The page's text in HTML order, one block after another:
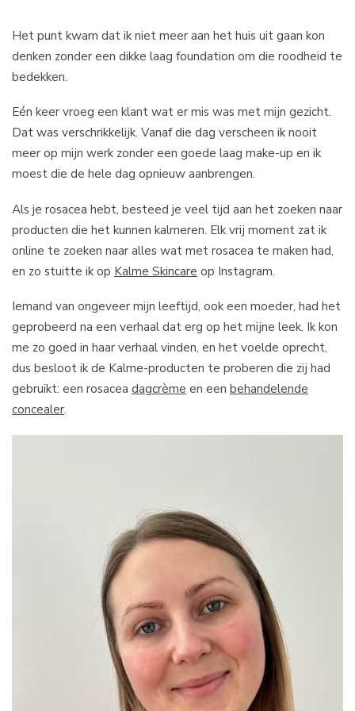
Het punt kwam dat ik niet meer aan het huis uit gaan kon
denken zonder een dikke laag foundation om die roodheid te
bedekken.
Eén keer vroeg een klant wat er mis was met mijn gezicht.
Dat was verschrikkelijk. Vanaf die dag verscheen ik nooit
meer op mijn werk zonder een goede laag make-up en ik
moest die de hele dag opnieuw aanbrengen.
Als je rosacea hebt, besteed je veel tijd aan het zoeken naar
producten die het kunnen kalmeren. Elk vrij moment zat ik
online te zoeken naar alles wat met rosacea te maken had,
en zo stuitte ik op Kalme Skincare op Instagram.
Iemand van ongeveer mijn leeftijd, ook een moeder, had het
geprobeerd na een verhaal dat erg op het mijne leek. Ik kon
me zo goed in haar verhaal vinden, en het voelde oprecht,
dus besloot ik de Kalme-producten te proberen die zij had
gebruikt: een rosacea dagcrème en een behandelende
concealer.